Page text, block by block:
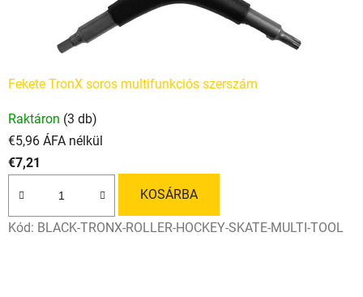
Fekete TronX soros multifunkciós szerszám
Raktáron (3 db)
€5,96 ÁFA nélkül
€7,21
KOSÁRBA
Kód: BLACK-TRONX-ROLLER-HOCKEY-SKATE-MULTI-TOOL